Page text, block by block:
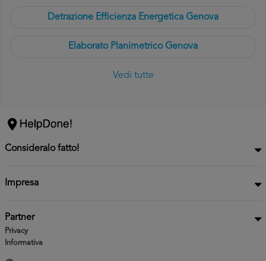
Detrazione Efficienza Energetica Genova
Elaborato Planimetrico Genova
Vedi tutte
Consideralo fatto!
Impresa
Partner
Privacy
Informativa